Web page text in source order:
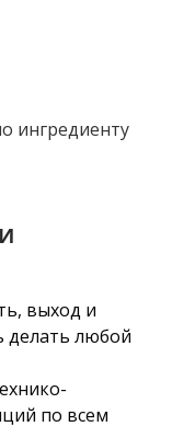
ингредиенту
выход и
делать любой
по всем